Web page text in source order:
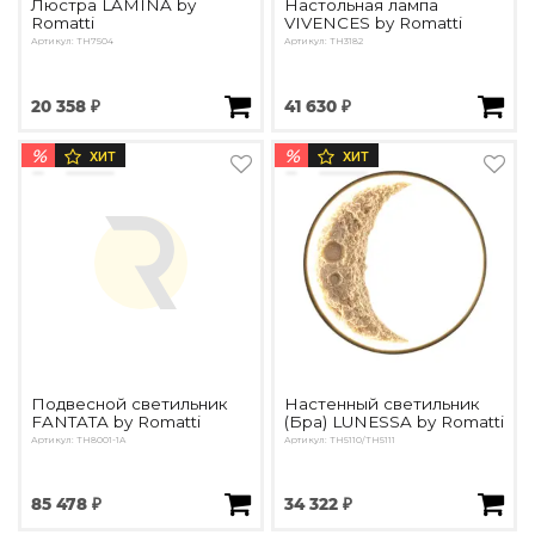
Люстра LAMINA by
Romatti
Артикул: TH7504
20 358 ₽
Настольная лампа
VIVENCES by Romatti
Артикул: TH3182
41 630 ₽
% ХИТ
Подвесной светильник
FANTATA by Romatti
Артикул: TH8001-1A
85 478 ₽
% ХИТ
Настенный светильник
(Бра) LUNESSA by Romatti
Артикул: TH5110/TH5111
34 322 ₽